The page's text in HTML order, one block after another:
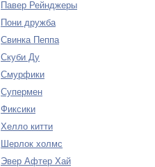
Павер Рейнджеры
Пони дружба
Свинка Пеппа
Скуби Ду
Смурфики
Супермен
Фиксики
Хелло китти
Шерлок холмс
Эвер Афтер Хай